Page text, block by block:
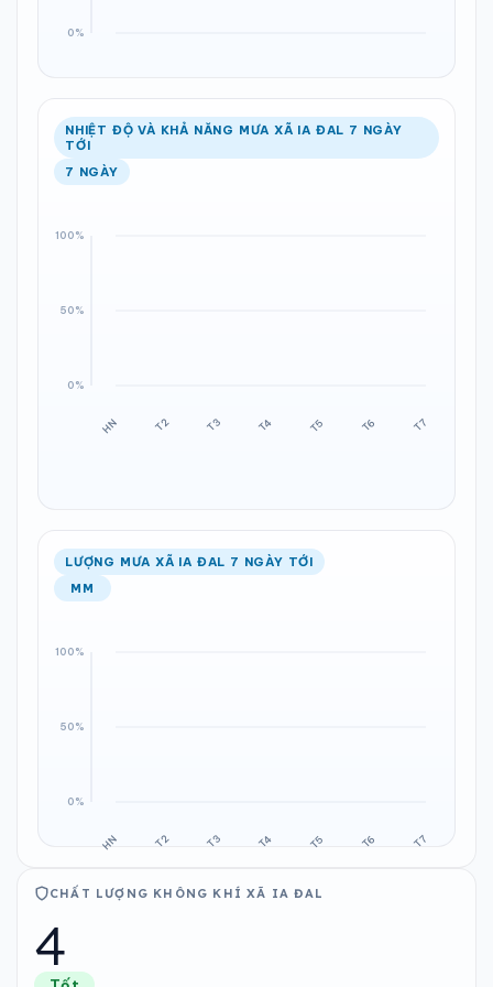
NHIỆT ĐỘ VÀ KHẢ NĂNG MƯA XÃ IA ĐAL 7 NGÀY
TỚI
7 NGÀY
LƯỢNG MƯA XÃ IA ĐAL 7 NGÀY TỚI
MM
CHẤT LƯỢNG KHÔNG KHÍ XÃ IA ĐAL
4